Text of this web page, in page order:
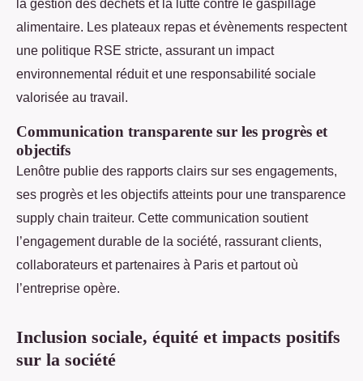
la gestion des déchets et la lutte contre le gaspillage
alimentaire. Les plateaux repas et évènements respectent
une politique RSE stricte, assurant un impact
environnemental réduit et une responsabilité sociale
valorisée au travail.
Communication transparente sur les progrès et
objectifs
Lenôtre publie des rapports clairs sur ses engagements,
ses progrès et les objectifs atteints pour une transparence
supply chain traiteur. Cette communication soutient
l’engagement durable de la société, rassurant clients,
collaborateurs et partenaires à Paris et partout où
l’entreprise opère.
Inclusion sociale, équité et impacts positifs
sur la société